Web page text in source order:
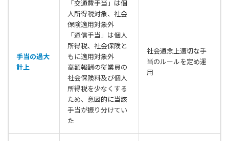
手当の過大
計上
「交通費手当」は個
人所得税対象、社会
保険適用対象外
「通信手当」は個人
所得税、社会保険と
もに適用対象外
高額報酬の従業員の
社会保険料及び個人
所得税を少なくする
ため、意図的に当該
手当が振り分けてい
た
社会通念上適切な手
当のルールを定め運
用